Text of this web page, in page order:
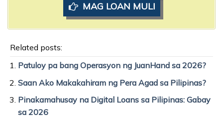
MAG LOAN MULI
Related posts:
Patuloy pa bang Operasyon ng JuanHand sa 2026?
Saan Ako Makakahiram ng Pera Agad sa Pilipinas?
Pinakamahusay na Digital Loans sa Pilipinas: Gabay
sa 2026